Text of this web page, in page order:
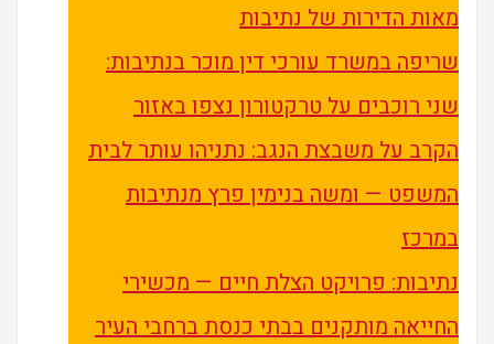
מאות הדירות של נתיבות
שריפה במשרד עורכי דין מוכר בנתיבות:
שני רוכבים על טרקטורון נצפו באזור
הקרב על משבצת הנגב: נתניהו עותר לבית
המשפט — ומשה בנימין פרץ מנתיבות
במרכז
נתיבות: פרויקט הצלת חיים — מכשירי
החייאה מותקנים בבתי כנסת ברחבי העיר